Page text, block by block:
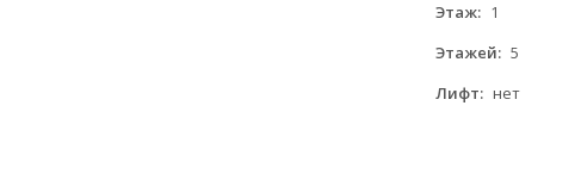
Этаж: 1
Этажей: 5
Лифт: нет